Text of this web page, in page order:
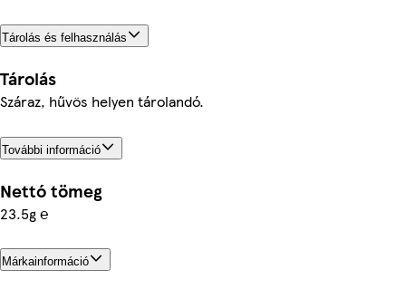
Tárolás és felhasználás
Tárolás
Száraz, hűvös helyen tárolandó.
További információ
Nettó tömeg
23.5g ℮
Márkainformáció